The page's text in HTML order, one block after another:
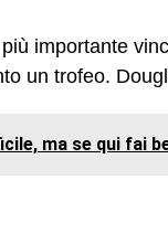
importante
un trofeo.
ma se qui fai